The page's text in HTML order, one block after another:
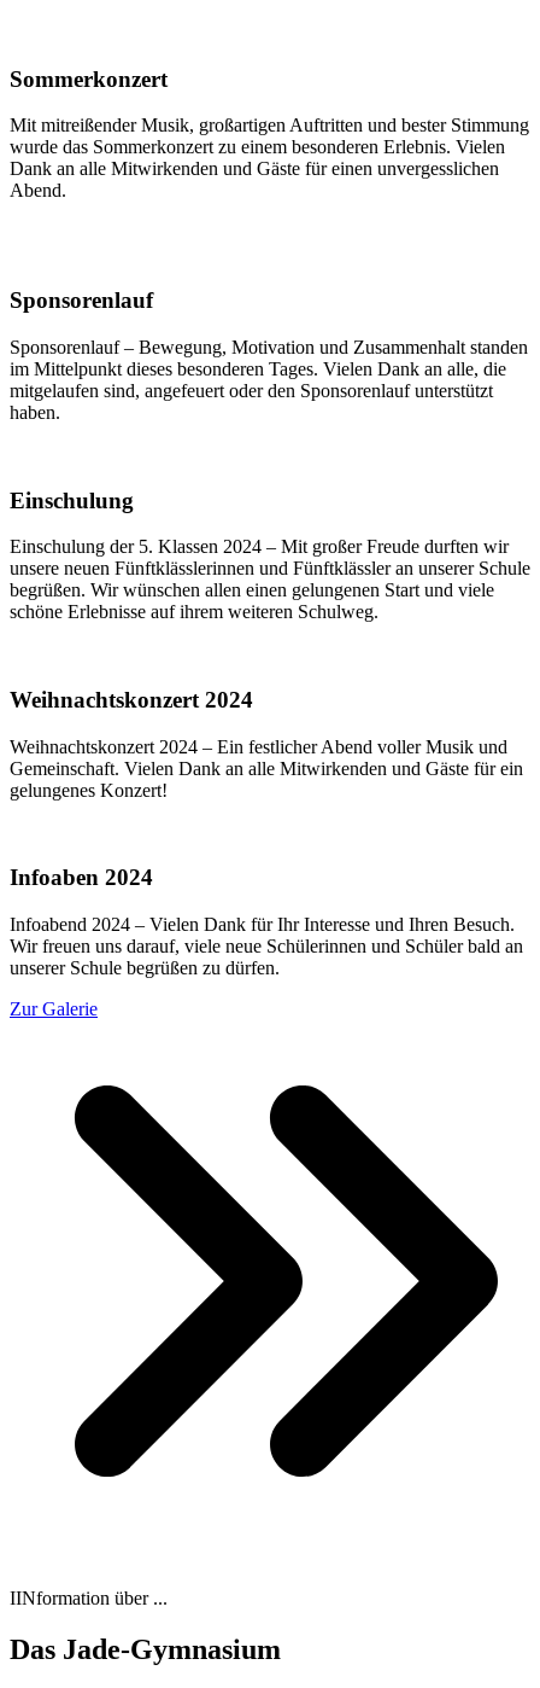
Sommerkonzert
Mit mitreißender Musik, großartigen Auftritten und bester Stimmung
wurde das Sommerkonzert zu einem besonderen Erlebnis. Vielen
Dank an alle Mitwirkenden und Gäste für einen unvergesslichen
Abend.
Sponsorenlauf
Sponsorenlauf – Bewegung, Motivation und Zusammenhalt standen
im Mittelpunkt dieses besonderen Tages. Vielen Dank an alle, die
mitgelaufen sind, angefeuert oder den Sponsorenlauf unterstützt
haben.
Einschulung
Einschulung der 5. Klassen 2024 – Mit großer Freude durften wir
unsere neuen Fünftklässlerinnen und Fünftklässler an unserer Schule
begrüßen. Wir wünschen allen einen gelungenen Start und viele
schöne Erlebnisse auf ihrem weiteren Schulweg.
Weihnachtskonzert 2024
Weihnachtskonzert 2024 – Ein festlicher Abend voller Musik und
Gemeinschaft. Vielen Dank an alle Mitwirkenden und Gäste für ein
gelungenes Konzert!
Infoaben 2024
Infoabend 2024 – Vielen Dank für Ihr Interesse und Ihren Besuch.
Wir freuen uns darauf, viele neue Schülerinnen und Schüler bald an
unserer Schule begrüßen zu dürfen.
Zur Galerie
IINformation über ...
Das Jade-Gymnasium